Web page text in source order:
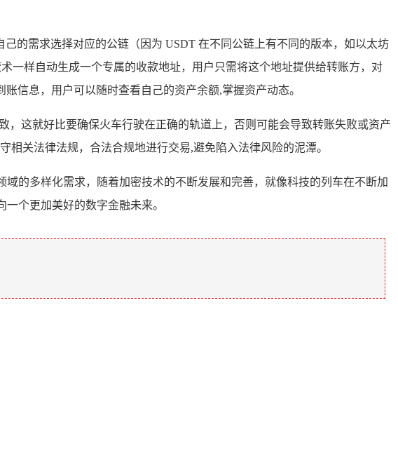
的需求选择对应的公链（因为 USDT 在不同公链上有不同的版本，如以太坊
一样自动生成一个专属的收款地址，用户只需将这个地址提供给转账方，对
信息，用户可以随时查看自己的资产余额,掌握资产动态。
这就好比要确保火车行驶在正确的轨道上，否则可能会导致转账失败或资产
关法律法规，合法合规地进行交易,避免陷入法律风险的泥潭。
域的多样化需求，随着加密技术的不断发展和完善，就像科技的列车在不断加
个更加美好的数字金融未来。